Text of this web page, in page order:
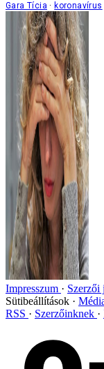
Gara Tícia koronavírus
Impresszum Szerzői
Sütibeállítások
RSS
Szerzőinknek